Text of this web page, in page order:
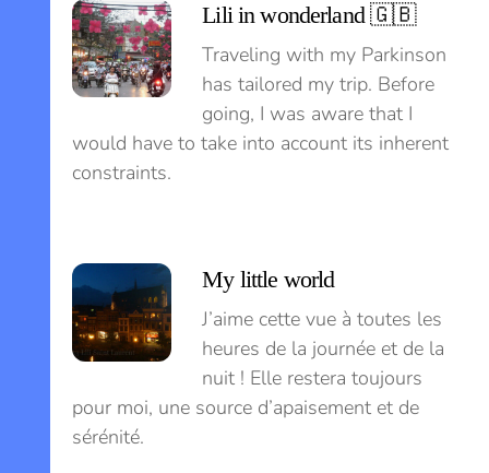
Lili in wonderland 🇬🇧
Traveling with my Parkinson
has tailored my trip. Before
going, I was aware that I
would have to take into account its inherent
constraints.
My little world
J’aime cette vue à toutes les
heures de la journée et de la
nuit ! Elle restera toujours
pour moi, une source d’apaisement et de
sérénité.